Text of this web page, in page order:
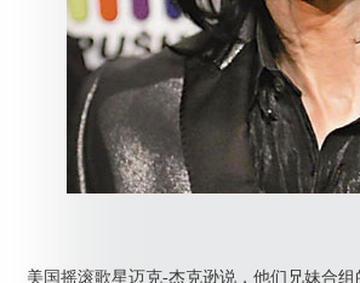
美国摇滚歌星迈克-杰克逊说，他们兄妹合组